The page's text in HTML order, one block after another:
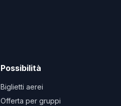
Possibilità
Biglietti aerei
Offerta per gruppi